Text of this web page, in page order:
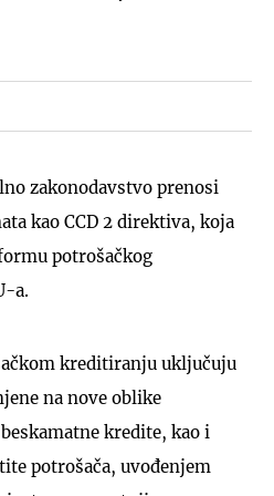
zakonodavstvo prenosi
kao CCD 2 direktiva, koja
potrošačkog
a.
kreditiranju uključuju
na nove oblike
kredite, kao i
potrošača, uvođenjem